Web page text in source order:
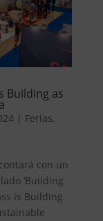
Building as
| Ferias,
con un
’Building
is Building